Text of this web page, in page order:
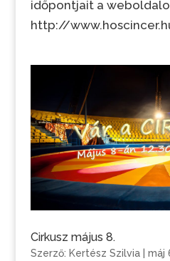
időpontjait a
http://
Cirkusz május 8.
Szerző: Kertész Szilvia| máj